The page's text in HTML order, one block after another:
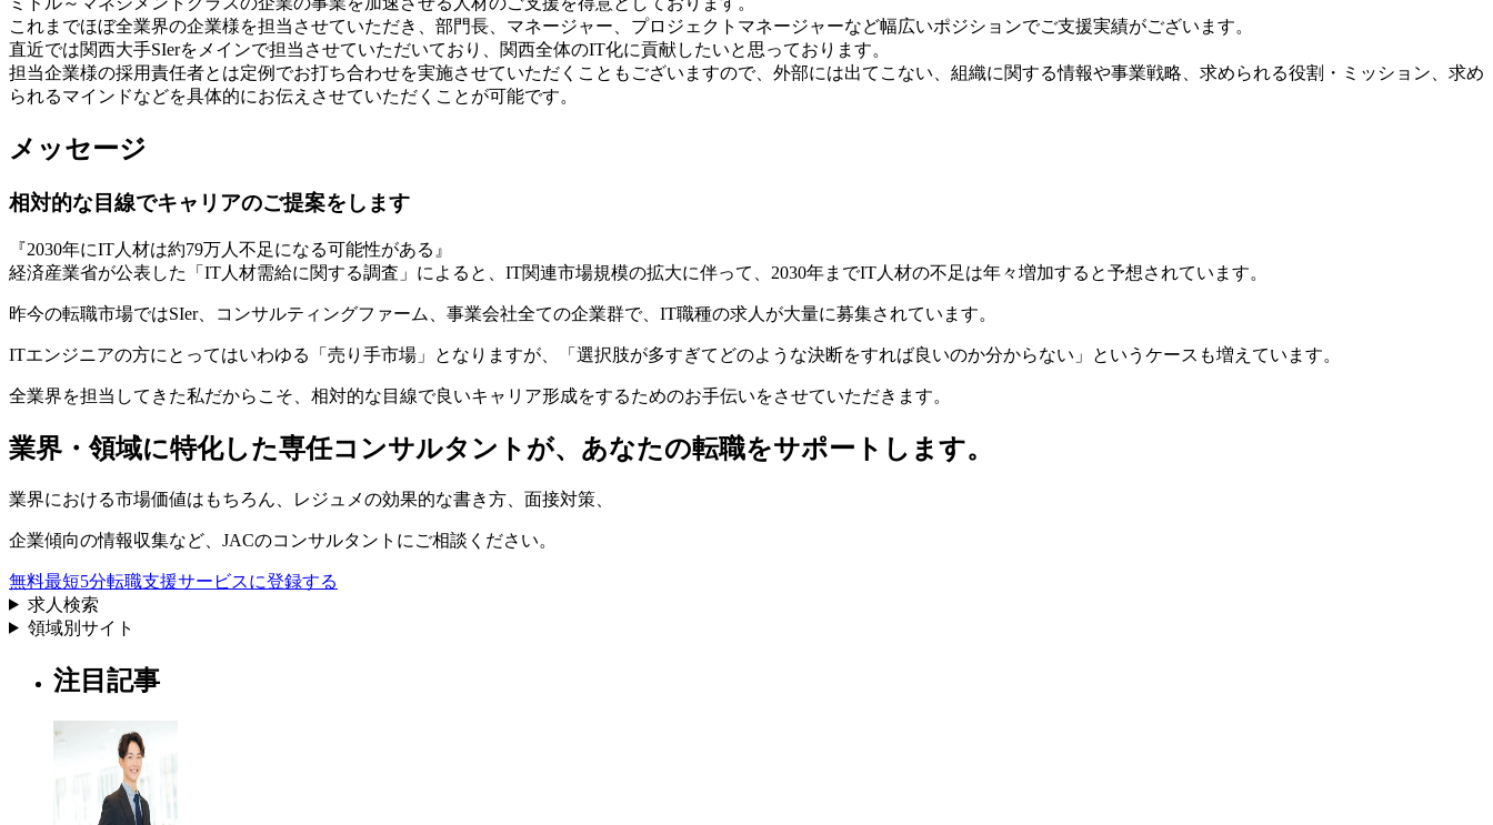
これまでほぼ全業界の企業様を担当させていただき、部門長、マネージャー、プロジェクトマネージャーなど幅広いポジションでご支援実績がございます。
直近では関西大手SIerをメインで担当させていただいており、関西全体のIT化に貢献したいと思っております。
担当企業様の採用責任者とは定例でお打ち合わせを実施させていただくこともございますので、外部には出てこない、組織に関する情報や事業戦略、求められる役割・ミッション、求め
られるマインドなどを具体的にお伝えさせていただくことが可能です。
メッセージ
相対的な目線でキャリアのご提案をします
『2030年にIT人材は約79万人不足になる可能性がある』
経済産業省が公表した「IT人材需給に関する調査」によると、IT関連市場規模の拡大に伴って、2030年までIT人材の不足は年々増加すると予想されています。
昨今の転職市場ではSIer、コンサルティングファーム、事業会社全ての企業群で、IT職種の求人が大量に募集されています。
ITエンジニアの方にとってはいわゆる「売り手市場」となりますが、「選択肢が多すぎてどのような決断をすれば良いのか分からない」というケースも増えています。
全業界を担当してきた私だからこそ、相対的な目線で良いキャリア形成をするためのお手伝いをさせていただきます。
業界・領域に特化した専任コンサルタントが、 あなたの転職をサポートします。
業界における市場価値はもちろん、 レジュメの効果的な書き方 面接対策
企業傾向の情報収集など、 JACのコンサルタントにご相談ください。
無料最短5分転職支援サービスに登録する
求人検索
領域別サイト
注目記事